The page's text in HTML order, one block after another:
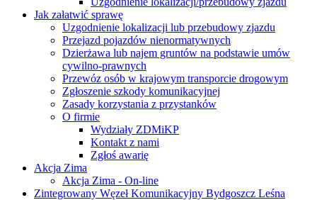
Jak załatwić sprawę
Uzgodnienie lokalizacji lub przebudowy zjazdu
Przejazd pojazdów nienormatywnych
Dzierżawa lub najem gruntów na podstawie umów
cywilno-prawnych
Przewóz osób w krajowym transporcie drogowym
Zgłoszenie szkody komunikacyjnej
Zasady korzystania z przystanków
O firmie
Wydziały ZDMiKP
Kontakt z nami
Zgłoś awarię
Akcja Zima
Akcja Zima - On-line
Zintegrowany Węzeł Komunikacyjny Bydgoszcz Leśna